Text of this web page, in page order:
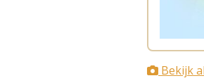
Bekijk